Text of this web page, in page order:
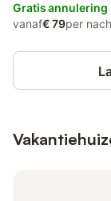
Gratis annulering
vanaf€ 79per